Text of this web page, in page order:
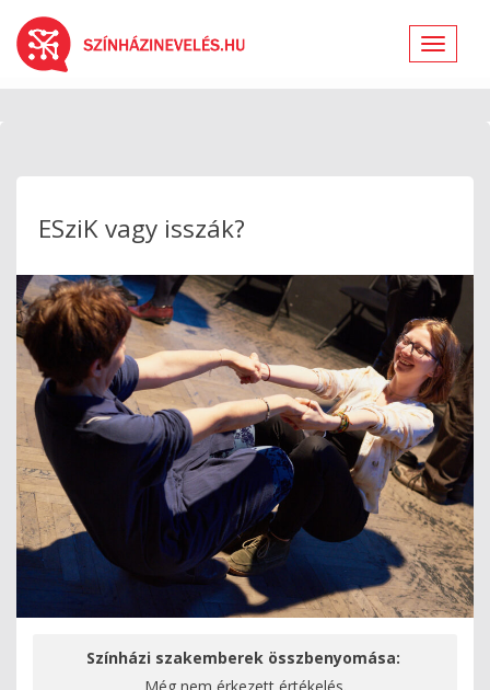
Toggle
ESziK vagy isszák?
Színházi szakemberek összbenyomása: